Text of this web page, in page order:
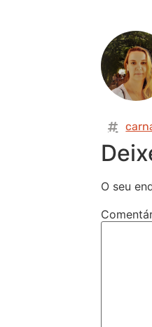
O seu